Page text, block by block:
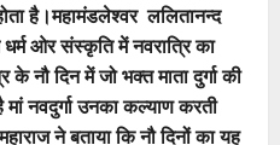
है।महामंडलेश्वर ललितानन्द
धर्म ओर संस्कृति में नवरात्रि का
के नौ दिन में जो भक्त माता दुर्गा की
नवदुर्गा उनका कल्याण करती
ने बताया कि नौ दिनों का यह